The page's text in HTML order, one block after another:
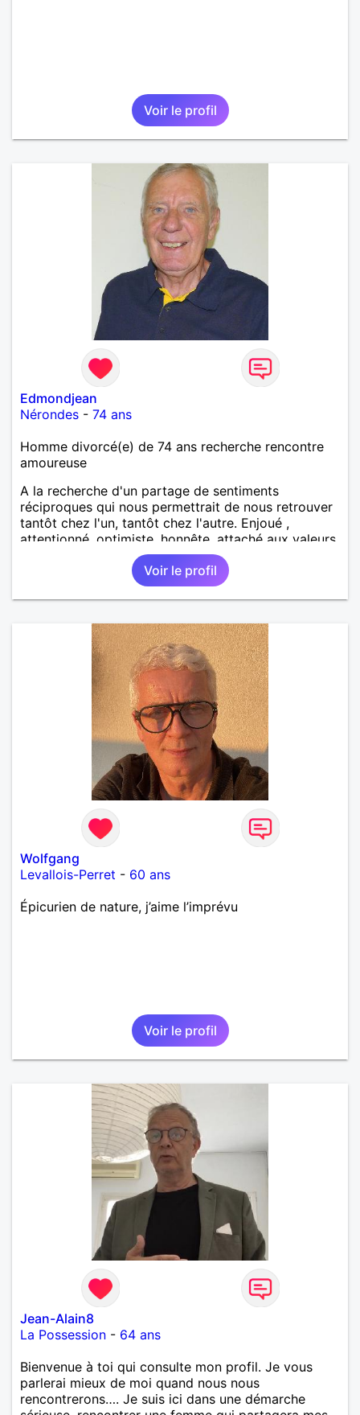
Voir le profil
Edmondjean
Nérondes - 74 ans
Homme divorcé(e) de 74 ans recherche rencontre
amoureuse
A la recherche d'un partage de sentiments
réciproques qui nous permettrait de nous retrouver
tantôt chez l'un, tantôt chez l'autre. Enjoué ,
attentionné, optimiste, honnête, attaché aux valeurs
morales, j'apprécie l'humilité et je n'ai rien à prouver.
Photographie 2026. Et la vôtre ?
Voir le profil
Wolfgang
Levallois-Perret - 60 ans
Épicurien de nature, j’aime l’imprévu
Voir le profil
Jean-Alain8
La Possession - 64 ans
Bienvenue à toi qui consulte mon profil. Je vous
parlerai mieux de moi quand nous nous
rencontrerons…. Je suis ici dans une démarche